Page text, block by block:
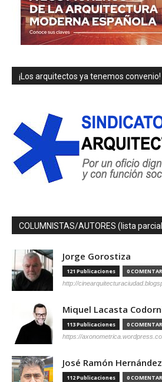
¡Los arquitectos ya tenemos convenio!
COLUMNISTAS/AUTORES (lista
Jorge Gorostiza
121 Publicaciones 0
http://
Miquel Lacasta
113 Publicaciones 0
https://
José Ramón
112 Publicaciones 0